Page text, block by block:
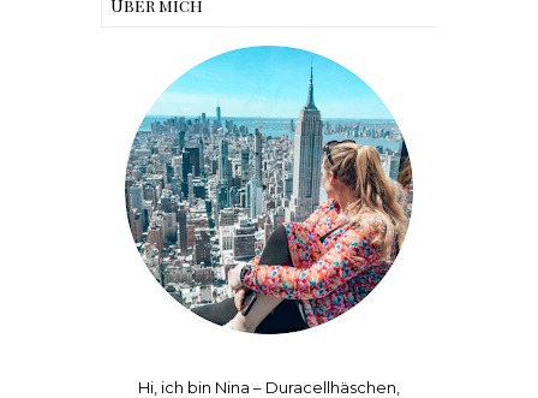
Über mich
Hi, ich bin Nina – Duracellhäschen,